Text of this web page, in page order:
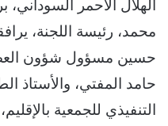
الهلال الأحمر السوداني،
محمد، رئيسة اللجنة،
حسين مسؤول شؤون
حامد المفتي، والأستاذ
التنفيذي للجمعية